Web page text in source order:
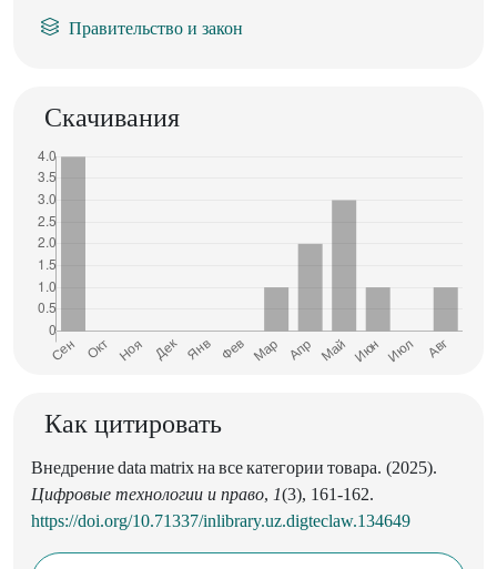
Правительство и закон
Скачивания
Как цитировать
Внедрение data matrix на все категории товара. (2025).
Цифровые технологии и право, 1(3), 161-162.
https://doi.org/10.71337/inlibrary.uz.digteclaw.134649